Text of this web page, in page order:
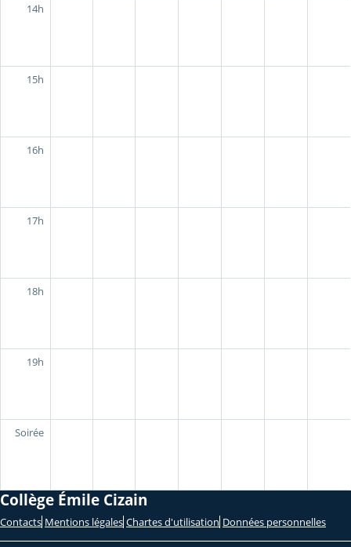
14h
15h
16h
17h
18h
19h
Soirée
Collège Émile Cizain
Contacts Mentions légales Chartes d'utilisation Données personnelles